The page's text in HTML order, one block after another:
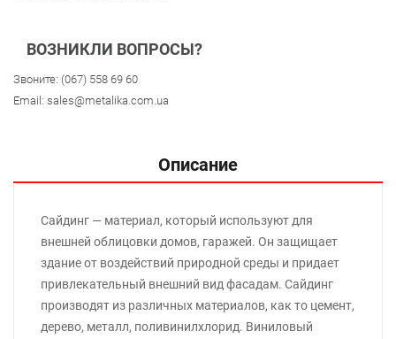
ВОЗНИКЛИ ВОПРОСЫ?
Звоните: (067) 558 69 60
Email: sales@metalika.com.ua
Описание
Сайдинг — материал, который используют для
внешней облицовки домов, гаражей. Он защищает
здание от воздействий природной среды и придает
привлекательный внешний вид фасадам. Сайдинг
производят из различных материалов, как то цемент,
дерево, металл, поливинилхлорид. Виниловый